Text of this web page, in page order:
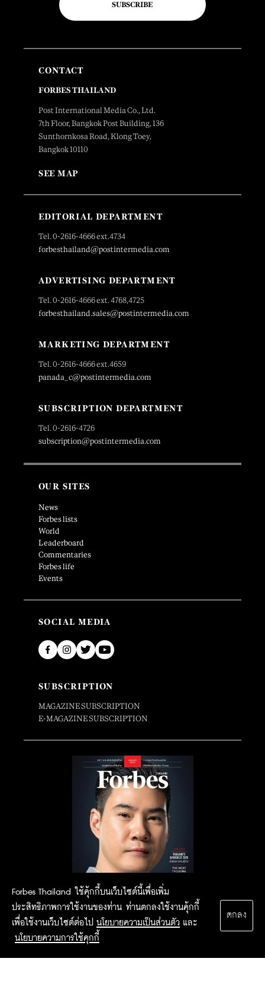
Forbes Thailand ใช้คุ้กกี้บนเว็บไซต์นี้เพื่อเพิ่ม
ประสิทธิภาพการใช้งานของท่าน ท่านตกลงใช้งานคุ้กกี้
เพื่อใช้งานเว็บไซต์ต่อไป นโยบายความเป็นส่วนตัว และ
นโยบายความการใช้คุกกี้
ตกลง
SUBSCRIBE
CONTACT
FORBES THAILAND
Post International Media Co., Ltd.
7th Floor, Bangkok Post Building, 136
Sunthornkosa Road, Klong Toey,
Bangkok 10110
SEE MAP
EDITORIAL DEPARTMENT
Tel. 0-2616-4666 ext.4734
forbesthailand@postintermedia.com
ADVERTISING DEPARTMENT
Tel. 0-2616-4666 ext. 4768,4725
forbesthailand.sales@postintermedia.com
MARKETING DEPARTMENT
Tel. 0-2616-4666 ext.4659
panada_c@postintermedia.com
SUBSCRIPTION DEPARTMENT
Tel. 0-2616-4726
subscription@postintermedia.com
OUR SITES
News
Forbes lists
World
Leaderboard
Commentaries
Forbes life
Events
SOCIAL MEDIA
SUBSCRIPTION
MAGAZINE SUBSCRIPTION
E-MAGAZINE SUBSCRIPTION
2015 Forbesthailand.com ALL RIGHTS RESERVED